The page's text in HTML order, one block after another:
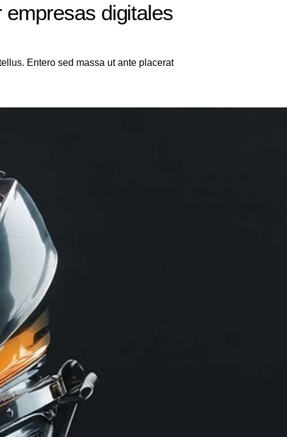
digitales
Entero sed massa ut ante placerat